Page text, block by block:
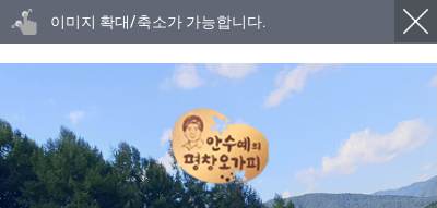
이미지 확대/축소가 가능합니다.